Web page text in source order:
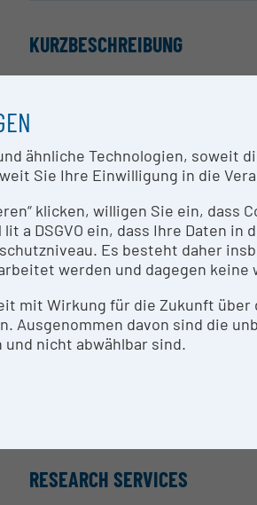
KURZBESCHREIBUNG
Lasermodule LM URGB
P Apo 10x/0.45
P Apo 20x/0.8
LD LCI P Apo 40x/1.2
Axiocam 305 mono R2
Scanner GaAsP-PMT f/LSM 900
LSM 900 Airyscan 2 Detector
Zeiss Zen Software Package
Zen Module Sample Finder
Zen Module Airyscan
RESEARCH SERVICES
ähnliche Technologien,
Sie Ihre Einwilligung in die
klicken, willigen Sie ein,
a DSGVO ein, dass Ihre Daten
Es besteht daher
werden und dagegen
mit Wirkung für die Zukunft
Ausgenommen davon sind die
nicht abwählbar sind.